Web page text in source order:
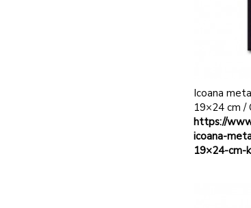
Icoana
19×24 cm /
https://
icoana-
19×24-cm-